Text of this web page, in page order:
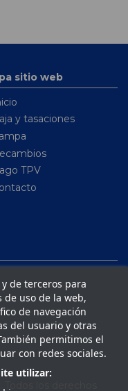
sitio web
y tasaciones
TPV
de terceros para
uso de la web,
de navegación
del usuario y otras
permitimos el
con redes sociales.
utilizar: